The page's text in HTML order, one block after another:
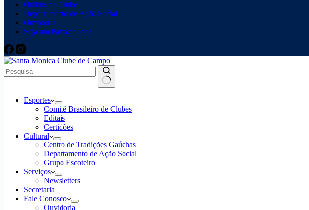
Ônibus do Clube
Departamento de Ação Social
Ouvidoria
Seja um Patrocinador
resultadosEsportes
Comitê Brasileiro de Clubes
Editais
Certidões
Cultural
Centro de Tradições Gaúchas
Departamento de Ação Social
Grupo Escoteiro
Serviços
Newsletters
Secretaria
Fale Conosco
Ouvidoria